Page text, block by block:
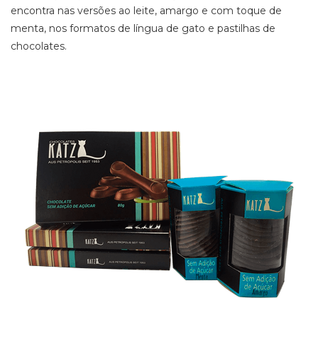
encontra nas versões ao leite, amargo e com toque de
menta, nos formatos de língua de gato e pastilhas de
chocolates.